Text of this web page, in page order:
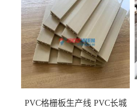
PVC格栅板生产线 PVC长城